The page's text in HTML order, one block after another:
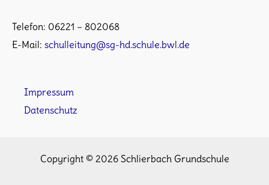
Telefon: 06221 – 802068
E-Mail: schulleitung@sg-hd.schule.bwl.de
Impressum
Datenschutz
Copyright © 2026 Schlierbach Grundschule